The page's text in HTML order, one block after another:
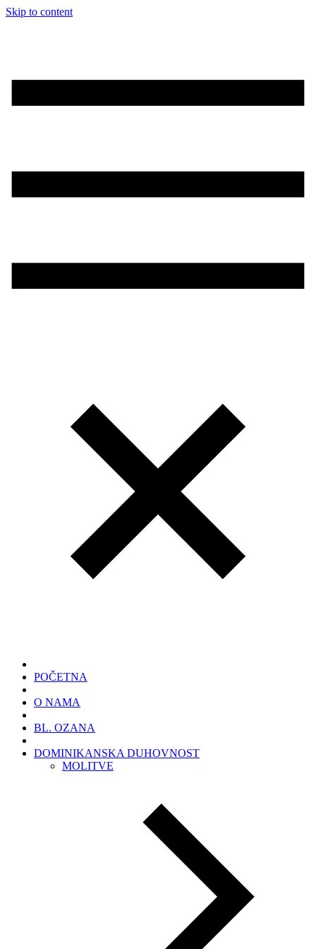
Skip to content
POČETNA
O NAMA
BL. OZANA
DOMINIKANSKA DUHOVNOST
MOLITVE